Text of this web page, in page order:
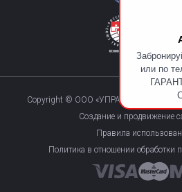
или по
Copyright © ООО «УПРАВЛЯЮЩАЯ
Создание и продвижение
Правила
Политика в отношении обработки